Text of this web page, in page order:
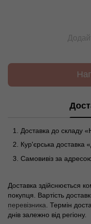
Доставка до складу
Кур'єрська
Самовивіз за
Доставка здійснюється
покупця. Вартість
перевізника . Термін
днів залежно від регіону.